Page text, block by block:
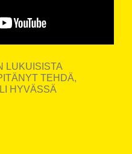
LUKUISISTA
TEHDÄ,
HYVÄSSÄ